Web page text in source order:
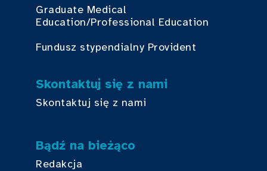
Graduate Medical
Education/Professional Education
Fundusz stypendialny Provident
Skontaktuj się z nami
Skontaktuj się z nami
Bądź na bieżąco
Redakcja